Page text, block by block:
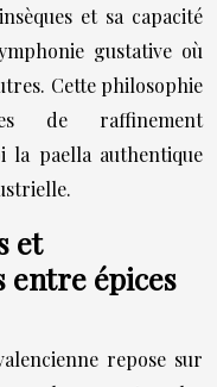
et sa capacité
gustative où
Cette philosophie
de raffinement
la paella authentique
et
épices
repose sur